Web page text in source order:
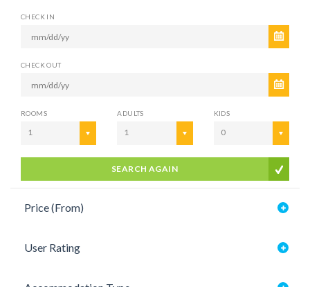
CHECK IN
CHECK OUT
ROOMS
1
ADULTS
1
KIDS
0
SEARCH AGAIN
Price (From)
User Rating